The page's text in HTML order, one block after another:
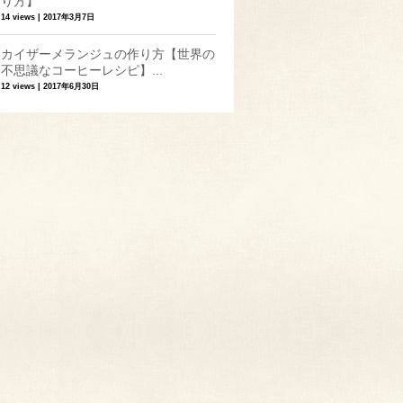
14 views 2017年3月7日
カイザーメランジュの作り方【世界の
不思議なコーヒーレシピ】...
12 views 2017年6月30日